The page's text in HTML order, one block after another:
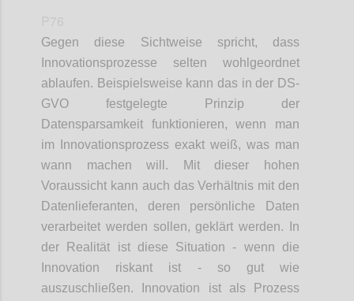
Gegen diese Sichtweise spricht, dass
Innovationsprozesse selten wohlgeordnet
ablaufen. Beispielsweise kann das in der DS-
GVO festgelegte Prinzip der
Datensparsamkeit funktionieren, wenn man
im Innovationsprozess exakt weiß, was man
wann machen will. Mit dieser hohen
Voraussicht kann auch das Verhältnis mit den
Datenlieferanten, deren persönliche Daten
verarbeitet werden sollen, geklärt werden. In
der Realität ist diese Situation - wenn die
Innovation riskant ist - so gut wie
auszuschließen. Innovation ist als Prozess